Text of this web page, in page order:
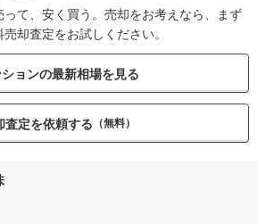
って、安く買う。売却をお考えなら、まず
却査定をお試しください。
ョンの最新相場を見る
査定を依頼する （無料）